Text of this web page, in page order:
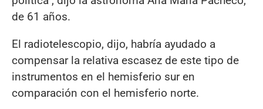
de 61 años.
El radiotelescopio, dijo, habría ayudado a
compensar la relativa escasez de este tipo de
instrumentos en el hemisferio sur en
comparación con el hemisferio norte.